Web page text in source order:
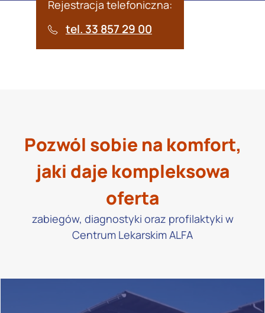
Rejestracja telefoniczna:
tel. 33 857 29 00
Pozwól sobie na komfort,
jaki daje kompleksowa
oferta
zabiegów, diagnostyki oraz profilaktyki w
Centrum Lekarskim ALFA